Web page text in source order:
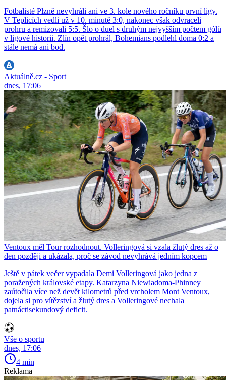
Fotbalisté Plzně nevyhráli ani ve 3. kole nového ročníku první ligy.
V Teplicích vedli už v 10. minutě 3:0, nakonec však odvraceli
prohru a remizovali 5:5. Šlo o duel s druhým nejvyšším počtem gólů
v ligové historii. Zlín opět prohrál, Bohemians podlehl doma 0:2 a
stále nemá ani bod.
Aktuálně.cz - Sport
dnes, 17:06
Ventoux měl Tour rozhodnout. Volleringová si vzala žlutý dres až o
den později a ukázala, proč se závod nevyhrává jedním kopcem
Ještě v pátek večer vypadala Demi Volleringová jako jedna z
poražených královské etapy. Katarzyna Niewiadoma-Phinney
zaútočila více než devět kilometrů před vrcholem Mont Ventoux,
dojela si pro vítězství a žlutý dres a Volleringové nechala
patnáctisekundový deficit.
Vše o sportu
dnes, 17:06
4 min
Reklama